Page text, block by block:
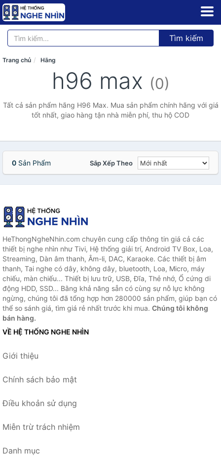
Tìm kiếm
Trang chủ Hãng
h96 max (0)
Tất cả sản phẩm hãng H96 Max. Mua sản phẩm chính hãng với giá
tốt nhất, giao hàng tận nhà miễn phí, thu hộ COD
0 Sản Phẩm Sắp Xếp Theo
HeThongNgheNhin.com chuyên cung cấp thông tin giá cả các
thiết bị nghe nhìn như Tivi, Hệ thống giải trí, Android TV Box, Loa,
Streaming, Dàn âm thanh, Âm-li, DAC, Karaoke. Các thiết bị âm
thanh, Tai nghe có dây, không dây, bluetooth, Loa, Micro, máy
chiếu, màn chiếu... Thiết bị lưu trữ, USB, Đĩa, Thẻ nhớ, Ổ cứng di
động HDD, SSD... Bằng khả năng sẵn có cùng sự nỗ lực không
ngừng, chúng tôi đã tổng hợp hơn 280000 sản phẩm, giúp bạn có
thể so sánh giá, tìm giá rẻ nhất trước khi mua. Chúng tôi không
bán hàng.
VỀ HỆ THỐNG NGHE NHÌN
Giới thiệu
Chính sách bảo mật
Điều khoản sử dụng
Miễn trừ trách nhiệm
Danh mục